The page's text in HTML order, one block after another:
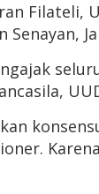
Filateli,